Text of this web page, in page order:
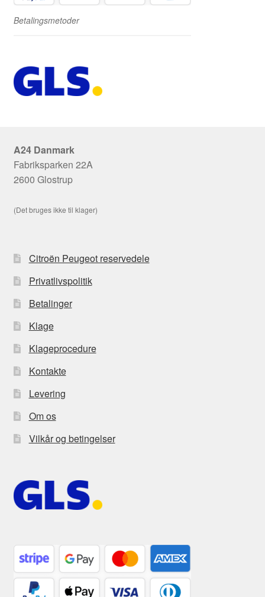
Betalingsmetoder
A24 Danmark
Fabriksparken 22A
2600 Glostrup
(Det bruges ikke til klager)
Citroën Peugeot reservedele
Privatlivspolitik
Betalinger
Klage
Klageprocedure
Kontakte
Levering
Om os
Vilkår og betingelser